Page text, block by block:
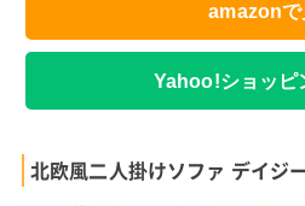
amazonで
Yahoo!ショッピ
北欧風二人掛けソファ デイジ